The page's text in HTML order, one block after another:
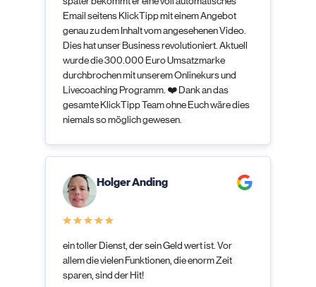
Email seitens KlickTipp mit einem Angebot
genau zu dem Inhalt vom angesehenen Video.
Dies hat unser Business revolutioniert. Aktuell
wurde die 300.000 Euro Umsatzmarke
durchbrochen mit unserem Onlinekurs und
Livecoaching Programm. ❤️ Dank an das
gesamte KlickTipp Team ohne Euch wäre dies
niemals so möglich gewesen.
Holger Anding
ein toller Dienst, der sein Geld wert ist. Vor
allem die vielen Funktionen, die enorm Zeit
sparen, sind der Hit!